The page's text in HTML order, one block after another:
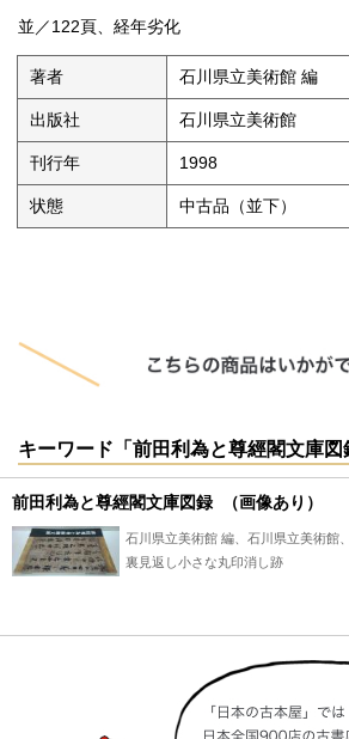
並／122頁、経年劣化
著者 石川県立美術館 編
出版社 石川県立美術館
刊行年 1998
状態 中古品（並下）
キーワード「前田利為と尊經閣文庫
前田利為と尊經閣文庫図録 （画像あり）
石川県立美術館 編、石川県立美術館
裏見返し小さな丸印消し跡